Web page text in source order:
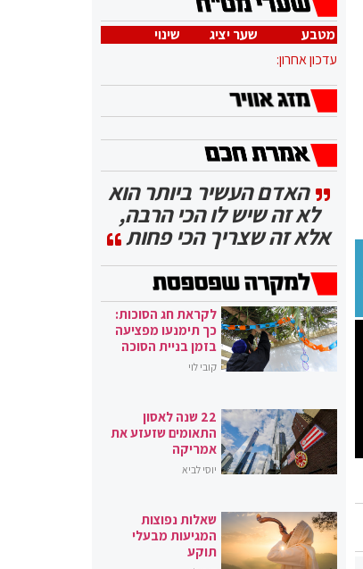
מטבע שער יציג
שינוי
עדכון אחרון:
האדם העשיר ביותר הוא
לא זה שיש לו הכי הרבה,
אלא זה שצריך הכי פחות
לקראת חג הסוכות:
כך תימנעו מפציעה
בזמן בניית הסוכה
קובי לוי
22 שנה לאסון
התאומים שזעזע את
אמריקה
יוסי לביא
שאלות נפוצות
המגיעות מבעלי
תוקע